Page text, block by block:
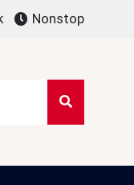
Nonstop